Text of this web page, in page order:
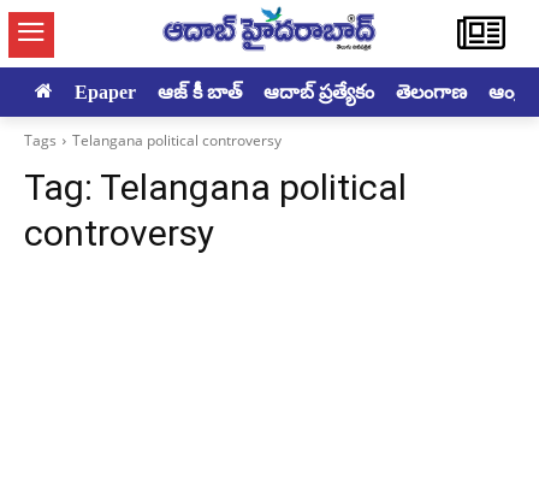
Epaper ఆజ్ కీ బాత్ ఆదాబ్ ప్రత్యేకం తెలంగాణ
Tags Telangana political controversy
Tag: Telangana political
controversy